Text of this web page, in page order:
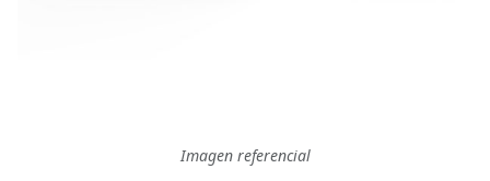
Imagen referencial